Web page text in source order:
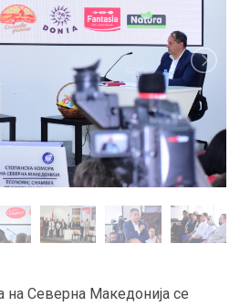
на Северна Македонија се